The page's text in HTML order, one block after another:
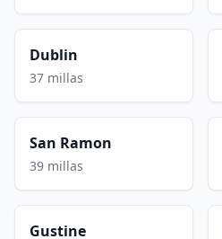
Dublin
37 millas
San Ramon
39 millas
Gustine